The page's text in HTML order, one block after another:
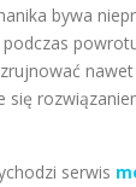
bywa
się
serwis